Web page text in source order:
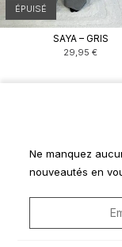
ÉPUISÉ
SAYA – GRIS
29,95€
Ne manquez
nouveautés en